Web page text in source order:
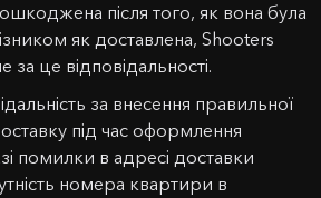
після того, як вона була
як доставлена, Shooters
це відповідальності.
за внесення правильної
під час оформлення
помилки в адресі доставки
номера квартири в